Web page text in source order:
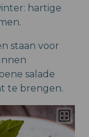
hartige
staan voor
salade
te brengen.